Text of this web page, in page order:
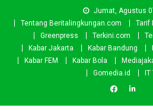
Jumat, Agustus
Tentang Beritalingkungan.com
Tarif
Greenpress
Terkini.com
Kabar Jakarta
Kabar Bandung
Kabar FEM
Kabar Bola
Gomedia.id